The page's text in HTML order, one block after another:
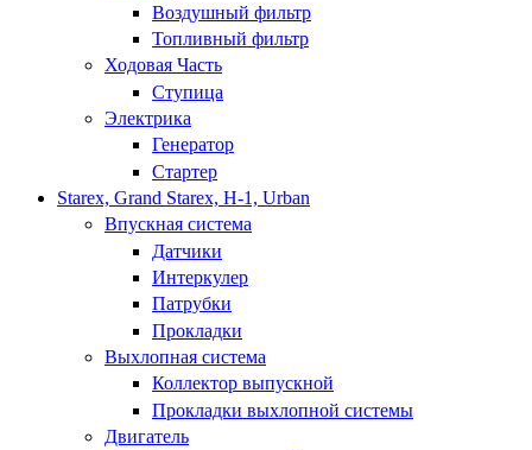
Воздушный фильтр
Топливный фильтр
Ходовая Часть
Ступица
Электрика
Генератор
Стартер
Starex, Grand Starex, H-1, Urban
Впускная система
Датчики
Интеркулер
Патрубки
Прокладки
Выхлопная система
Коллектор выпускной
Прокладки выхлопной системы
Двигатель